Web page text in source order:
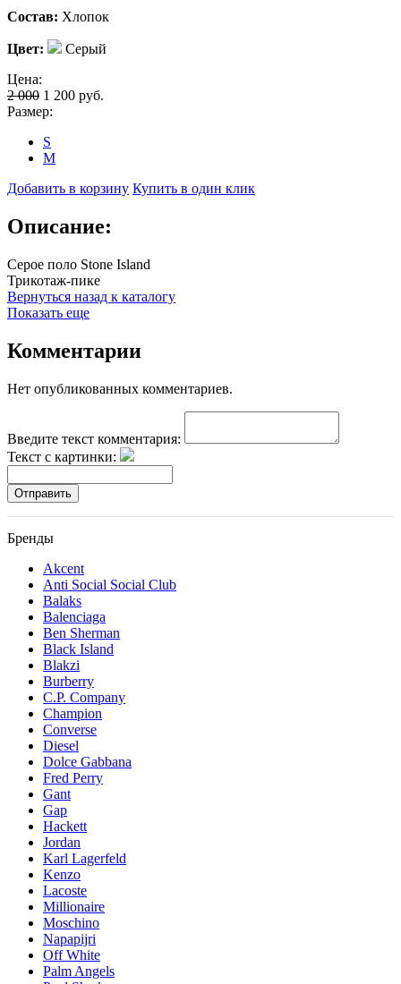
Состав: Хлопок
Цвет:
Серый
Цена:
2 000 1 200 руб.
Размер:
S
M
Добавить в корзину Купить в один клик
Описание:
Серое поло Stone Island
Трикотаж-пике
Вернуться назад к каталогу
Показать еще
Комментарии
Нет опубликованных комментариев.
Введите текст комментария:
Текст с картинки:
Отправить
Бренды
Akcent
Anti Social Social Club
Balaks
Balenciaga
Ben Sherman
Black Island
Blakzi
Burberry
C.P. Company
Champion
Converse
Diesel
Dolce Gabbana
Fred Perry
Gant
Gap
Hackett
Jordan
Karl Lagerfeld
Kenzo
Lacoste
Millionaire
Moschino
Napapijri
Off White
Palm Angels